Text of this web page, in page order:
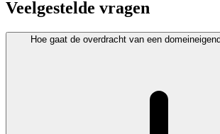
Veelgestelde vragen
Hoe gaat de overdracht van een